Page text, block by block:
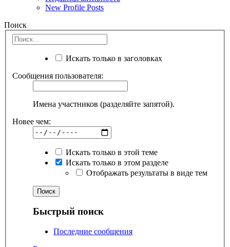
New Profile Posts
Поиск
Искать только в заголовках
Сообщения пользователя:
Имена участников (разделяйте запятой).
Новее чем:
Искать только в этой теме
Искать только в этом разделе
Отображать результаты в виде тем
Быстрый поиск
Последние сообщения